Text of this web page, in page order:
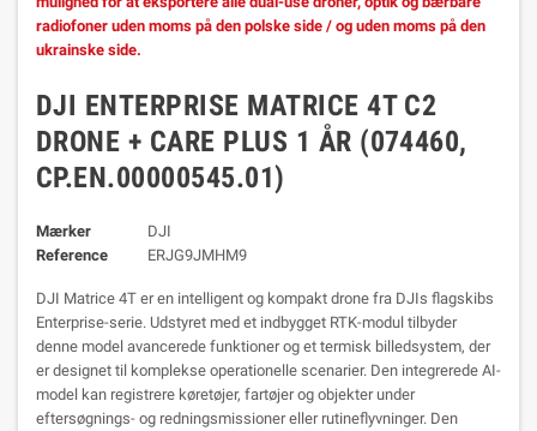
radiofoner uden moms på den polske side / og uden moms på den
ukrainske side.
DJI ENTERPRISE MATRICE 4T C2
DRONE + CARE PLUS 1 ÅR (074460,
CP.EN.00000545.01)
Mærker
DJI
Reference
ERJG9JMHM9
DJI Matrice 4T er en intelligent og kompakt drone fra DJIs flagskibs
Enterprise-serie. Udstyret med et indbygget RTK-modul tilbyder
denne model avancerede funktioner og et termisk billedsystem, der
er designet til komplekse operationelle scenarier. Den integrerede AI-
model kan registrere køretøjer, fartøjer og objekter under
eftersøgnings- og redningsmissioner eller rutineflyvninger. Den